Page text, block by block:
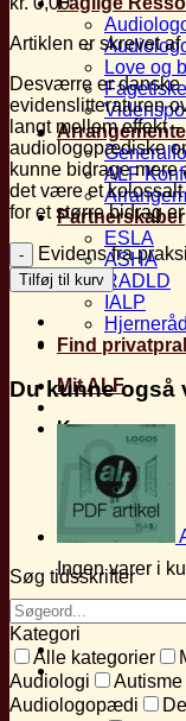
Love og
ALF
Partnerskaber
ESLA
ASHA
RADLD
IALP
Find
Mit ALF
Kurv
Ingen varer i
Tilbage til
Artiklen er skrevet
Desværre er danske
evidenslitteraturen
langt mellem effekt
audiologopædiske
kunne bidrage
det være et
for et større bidrag
Evidens fra
Tilføj til kurv
Du kunne også
Søg tidsskrifter
Kategori
Alle kategorier
Audiologi
Autisme
Audiologopædi